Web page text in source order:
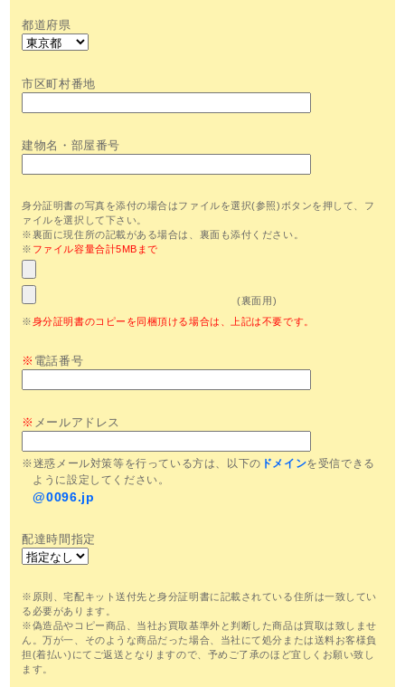
都道府県
市区町村番地
建物名・部屋番号
身分証明書の写真を添付の場合はファイルを選択(参照)ボタンを押して、フ
ァイルを選択して下さい。
※裏面に現住所の記載がある場合は、裏面も添付ください。
※ ファイル容量合計5MBまで
(裏面用)
※身分証明書のコピーを同梱頂ける場合は、上記は不要です。
※ 電話番号
※ メールアドレス
※迷惑メール対策等を行っている方は、以下の ドメインを受信できる
ように設定してください。
@0096.jp
配達時間指定
※原則、宅配キット送付先と身分証明書に記載されている住所は一致してい
る必要があります。
※偽造品やコピー商品、当社お買取基準外と判断した商品は買取は致しませ
ん。万が一、そのような商品だった場合、当社にて処分または送料お客様負
担(着払い)にてご返送となりますので、予めご了承のほど宜しくお願い致し
ます。